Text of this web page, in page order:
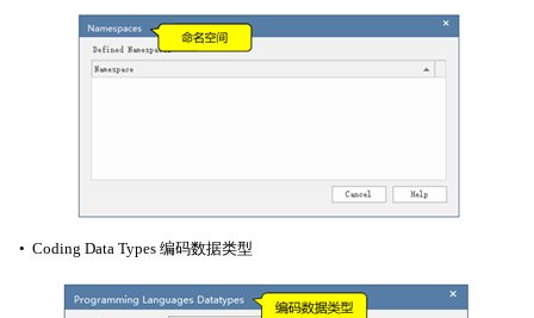
• Coding Data Types 编码数据类型